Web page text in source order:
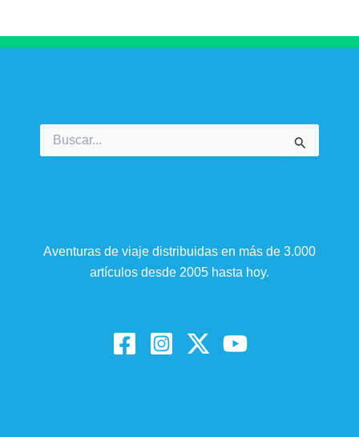
por:
Aventuras de viaje distribuidas en más de 3.000
artículos desde 2005 hasta hoy.